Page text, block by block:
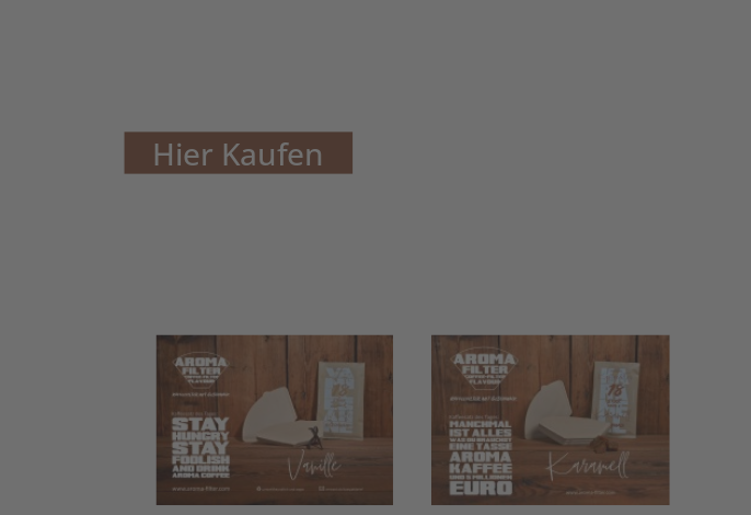
Hier Kaufen